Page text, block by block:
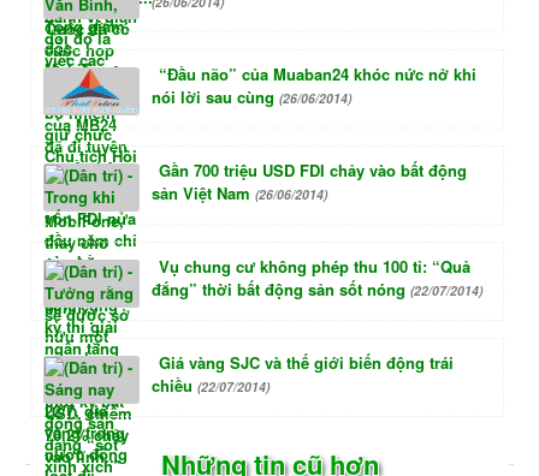
“Đầu não” của Muaban24 khóc nức nở khi
nói lời sau cùng (26/06/2014)
Gần 700 triệu USD FDI chảy vào bất động
sản Việt Nam (26/06/2014)
Vụ chung cư không phép thu 100 tỉ: “Quả
đắng” thời bất động sản sốt nóng (22/07/2014)
Giá vàng SJC và thế giới biến động trái
chiều (22/07/2014)
Những tin cũ hơn